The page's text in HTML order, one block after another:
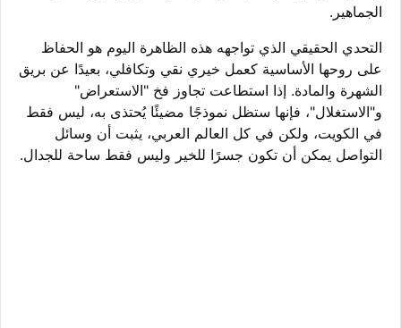
الجماهير.
التحدي الحقيقي الذي تواجهه هذه الظاهرة اليوم هو الحفاظ
على روحها الأساسية كعمل خيري نقي وتكافلي، بعيدًا عن بريق
الشهرة والمادة. إذا استطاعت تجاوز فخ "الاستعراض"
و"الاستغلال"، فإنها ستظل نموذجًا مضيئًا يُحتذى به، ليس فقط
في الكويت، ولكن في كل العالم العربي، يثبت أن وسائل
التواصل يمكن أن تكون جسرًا للخير وليس فقط ساحة للجدال.